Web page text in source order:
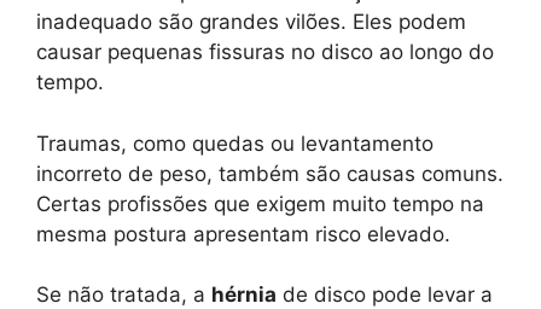
inadequado são grandes vilões. Eles podem
causar pequenas fissuras no disco ao longo do
tempo.
Traumas, como quedas ou levantamento
incorreto de peso, também são causas comuns.
Certas profissões que exigem muito tempo na
mesma postura apresentam risco elevado.
Se não tratada, a hérnia de disco pode levar a